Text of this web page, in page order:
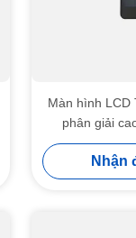
Màn hình LCD
phân giải
Nhận